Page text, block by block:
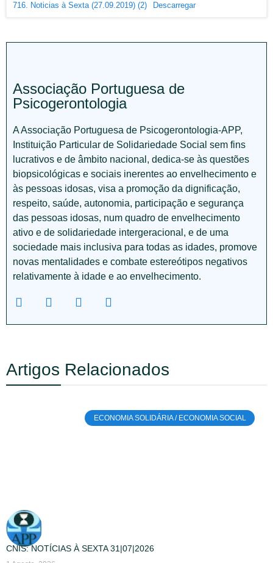
716. Noticias à Sexta (27.09.2019) (2) Descarregar
Associação Portuguesa de
Psicogerontologia
A Associação Portuguesa de Psicogerontologia-APP,
Instituição Particular de Solidariedade Social sem fins
lucrativos e de âmbito nacional, dedica-se às questões
biopsicológicas e sociais inerentes ao envelhecimento e
às pessoas idosas, visa a promoção da dignificação,
respeito, saúde, autonomia, participação e segurança
das pessoas idosas, num quadro de envelhecimento
ativo e de solidariedade intergeracional, e de uma
sociedade mais inclusiva para todas as idades, promove
novas mentalidades e combate estereótipos negativos
relativamente à idade e ao envelhecimento.
Artigos Relacionados
ECONOMIA SOLIDÁRIA / ECONOMIA SOCIAL
CNIS: NOTÍCIAS À SEXTA 31|07|2026